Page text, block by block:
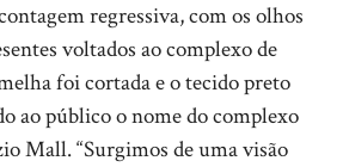
regressiva, com os olhos
voltados ao complexo de
foi cortada e o tecido preto
ao público o nome do complexo
Mall. “Surgimos de uma visão